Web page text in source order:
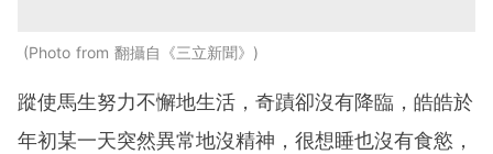
Photo from 翻攝自《三立新聞》
蹤使馬生努力不懈地生活，奇蹟卻沒有降臨，皓皓於
年初某一天突然異常地沒精神，很想睡也沒有食慾，